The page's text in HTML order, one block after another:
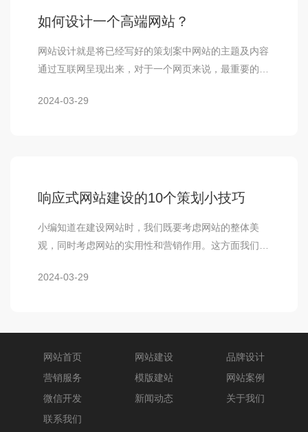
如何设计一个高端网站？
网站设计就是将已经写好的策划案中网站的主题及内容
通过互联网呈现出来，对于一个网页来说，最重要的就
2024-03-29
响应式网站建设的10个策划小技巧
小编知道在建设网站时，我们既要考虑网站的整体美
观，同时考虑网站的实用性和营销作用。这方面我们应
2024-03-29
网站首页 网站建设
品牌设计
营销服务
模版建站
网站案例
微信开发
新闻动态
关于我们
联系我们